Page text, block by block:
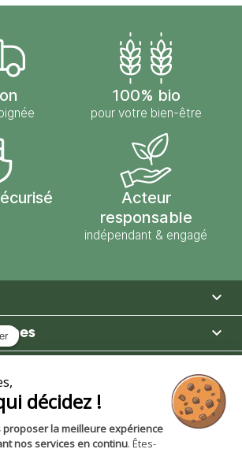
100% bio
pour votre bien-être
Acteur
responsable
indépendant & engagé


